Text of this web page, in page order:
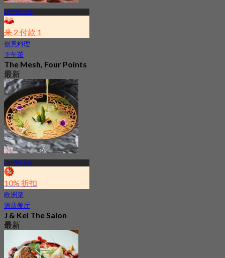
LRT丹旺宜站
来 2 付款 1
创意料理
下午茶
The Mesh, Four Points
最新
4.0
起RM 62.5
LRT丹旺宜站
10% 折扣
欧洲菜
酒店餐厅
J & Kel The Salon
最新
起RM 729.9